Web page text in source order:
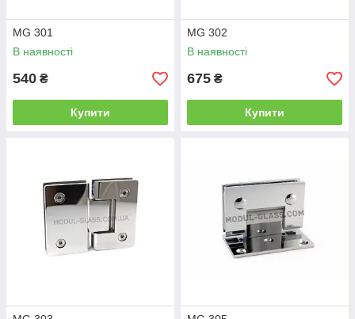
MG 301
В наявності
540 ₴
Купити
MG 302
В наявності
675 ₴
Купити